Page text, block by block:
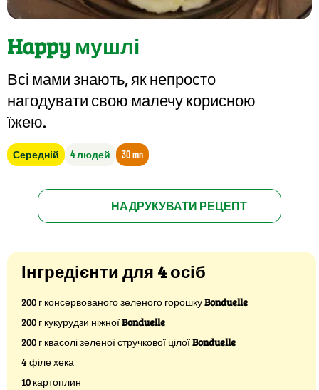
Happy мушлі
Всі мами знають, як непросто
нагодувати свою малечу корисною
їжею.
Середній 4 людей 30 mn
НАДРУКУВАТИ РЕЦЕПТ
Інгредієнти для 4 осіб
200 г консервованого зеленого горошкуBonduelle
200 г кукурудзи ніжноїBonduelle
200 г квасолі зеленої стручкової цілоїBonduelle
4 філе хека
10 картоплин